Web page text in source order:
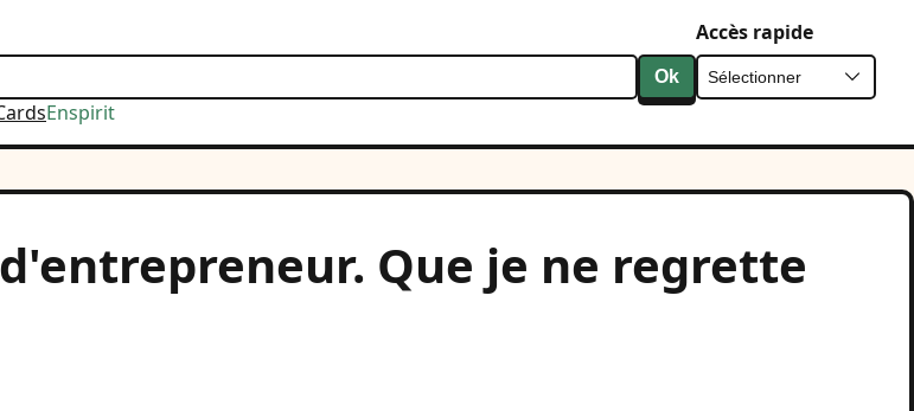
Enspirit
Ok
Accès rapide
Que je ne regrette